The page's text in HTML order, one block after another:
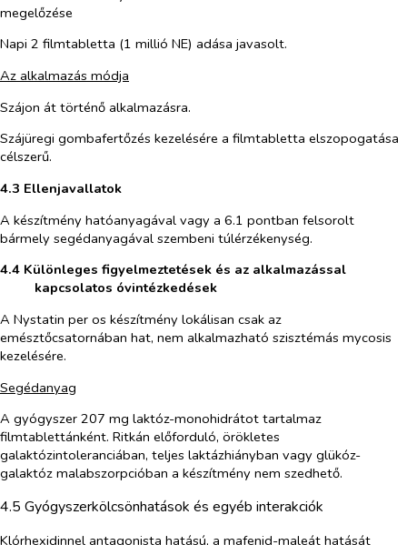
megelőzése
Napi 2 filmtabletta (1 millió NE) adása javasolt.
Az alkalmazás módja
Szájon át történő alkalmazásra.
Szájüregi gombafertőzés kezelésére a filmtabletta elszopogatása
célszerű.
4.3 Ellenjavallatok
A készítmény hatóanyagával vagy a 6.1 pontban felsorolt
bármely segédanyagával szembeni túlérzékenység.
4.4 Különleges figyelmeztetések és az alkalmazással
kapcsolatos óvintézkedések
A Nystatin per os készítmény lokálisan csak az
emésztőcsatornában hat, nem alkalmazható szisztémás mycosis
kezelésére.
Segédanyag
A gyógyszer 207 mg laktóz-monohidrátot tartalmaz
filmtablettánként. Ritkán előforduló, örökletes
galaktózintoleranciában, teljes laktázhiányban vagy glükóz-
galaktóz malabszorpcióban a készítmény nem szedhető.
4.5 Gyógyszerkölcsönhatások és egyéb interakciók
Klórhexidinnel antagonista hatású, a mafenid-maleát hatását